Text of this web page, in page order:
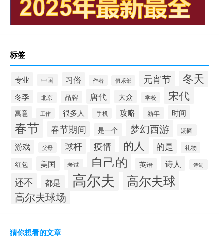
标签
专业 中国 习俗 作者 俱乐部 元宵节 冬天
冬季 北京 品牌 唐代 大众 学校 宋代
寓意 工作 很多人 手机 攻略 新年 时间
春节 春节期间 是一个 梦幻西游 汤圆
游戏 父母 球杆 疫情 的人 的是 礼物
红包 美国 考试 自己的 英语 诗人 诗词
还不 都是 高尔夫 高尔夫球
高尔夫球场
猜你想看的文章